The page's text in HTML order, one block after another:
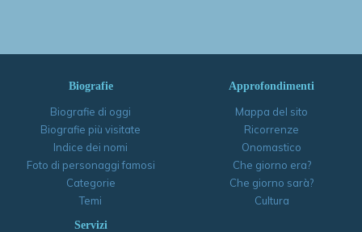
Biografie
Biografie di oggi
Biografie più visitate
Indice dei nomi
Foto di personaggi famosi
Categorie
Temi
Approfondimenti
Mappa del sito
Ricorrenze
Onomastico
Che giorno era?
Che giorno sarà?
Cultura
Servizi